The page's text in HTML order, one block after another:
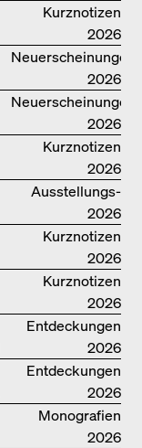
Kurznotizen
2026
Neuerscheinungen
2026
Neuerscheinungen
2026
Kurznotizen
2026
Ausstellungs­
kataloge
2026
Kurznotizen
2026
Kurznotizen
2026
Entdeckungen
2026
Entdeckungen
2026
Monografien
2026